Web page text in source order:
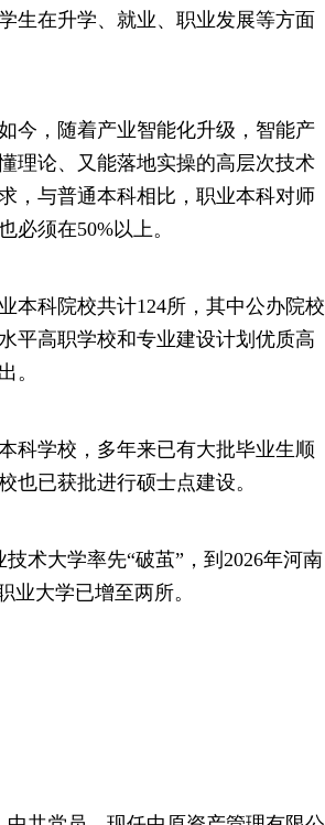
生在升学、就业、职业发展等方面
今，随着产业智能化升级，智能产
理论、又能落地实操的高层次技术
，与普通本科相比，职业本科对师
必须在50%以上。
本科院校共计124所，其中公办院校
平高职学校和专业建设计划优质高
。
科学校，多年来已有大批毕业生顺
也已获批进行硕士点建设。
术大学率先“破茧”，到2026年河南
业大学已增至两所。